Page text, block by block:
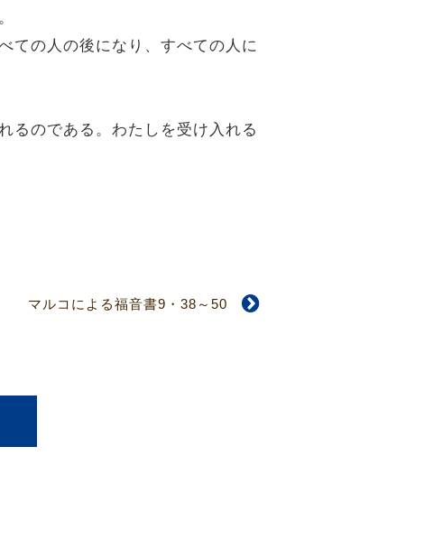
ての人の後になり、すべての人に
るのである。わたしを受け入れる
マルコによる福音書9・38～50